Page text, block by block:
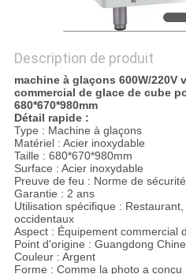
Description de produit
machine à glaçons 600W/220V
commercial de glace de cube
680*670*980mm
Détail rapide :
Type : Machine à glaçons
Matériel : Acier inoxydable
Taille : 680*670*980mm
Surface : Acier inoxydable
Preuve de feu : Norme de
Garantie : 2 ans
Utilisation spécifique :
occidentaux
Aspect : Équipement commercial
Point d'origine : Guangdong
Couleur : Argent
Forme : Comme la photo a conçu